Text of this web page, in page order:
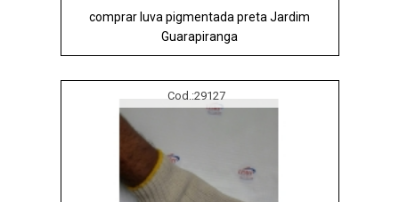
comprar luva pigmentada preta Jardim
Guarapiranga
Cod.:29127